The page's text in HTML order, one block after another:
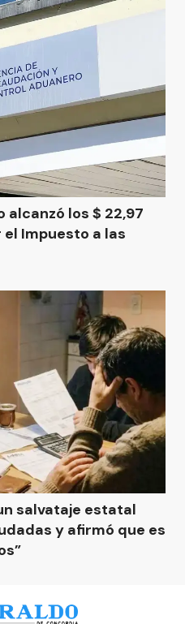
alcanzó los $ 22,97
Impuesto a las
salvataje estatal
y afirmó que es